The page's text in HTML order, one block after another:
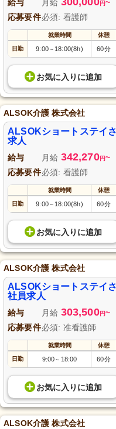
給与 月給 円~
応募要件必須: 看護師
就業時間 休憩
日勤 9:00～18:00(8h) 60分
お気に入り に追加
ALSOK介護 株式会社
ALSOKショートステイ
求人
給与 月給 342,270円~
応募要件必須: 看護師
就業時間 休憩
日勤 9:00～18:00(8h) 60分
お気に入り に追加
ALSOK介護 株式会社
ALSOKショートステイ
社員求人
給与 月給 303,500円~
応募要件必須: 准看護師
就業時間 休憩
日勤 9:00～ 18:00 60分
お気に入り に追加
ALSOK介護 株式会社